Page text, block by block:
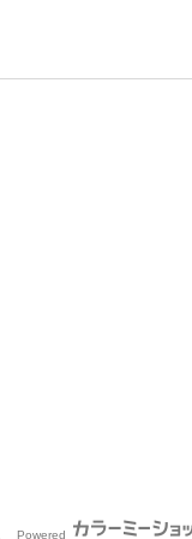
Powered